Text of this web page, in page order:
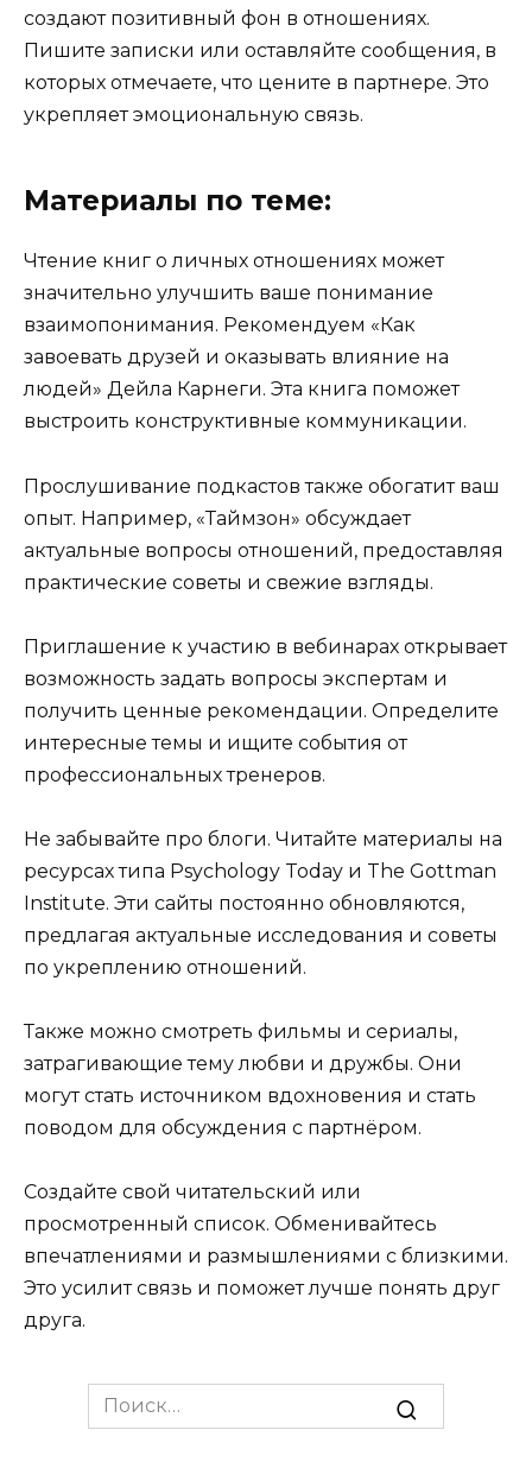
создают позитивный фон в отношениях.
Пишите записки или оставляйте сообщения, в
которых отмечаете, что цените в партнере. Это
укрепляет эмоциональную связь.
Материалы по теме:
Чтение книг о личных отношениях может
значительно улучшить ваше понимание
взаимопонимания. Рекомендуем «Как
завоевать друзей и оказывать влияние на
людей» Дейла Карнеги. Эта книга поможет
выстроить конструктивные коммуникации.
Прослушивание подкастов также обогатит ваш
опыт. Например, «Таймзон» обсуждает
актуальные вопросы отношений, предоставляя
практические советы и свежие взгляды.
Приглашение к участию в вебинарах открывает
возможность задать вопросы экспертам и
получить ценные рекомендации. Определите
интересные темы и ищите события от
профессиональных тренеров.
Не забывайте про блоги. Читайте материалы на
ресурсах типа Psychology Today и The Gottman
Institute. Эти сайты постоянно обновляются,
предлагая актуальные исследования и советы
по укреплению отношений.
Также можно смотреть фильмы и сериалы,
затрагивающие тему любви и дружбы. Они
могут стать источником вдохновения и стать
поводом для обсуждения с партнёром.
Создайте свой читательский или
просмотренный список. Обменивайтесь
впечатлениями и размышлениями с близкими.
Это усилит связь и поможет лучше понять друг
друга.
Search
for: